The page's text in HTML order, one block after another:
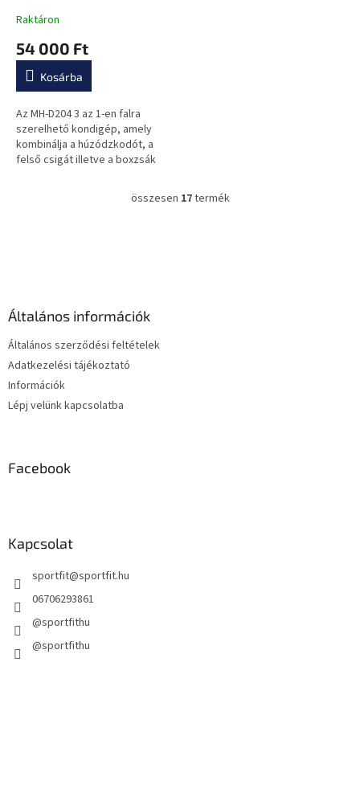
Raktáron
54 000 Ft
Kosárba
Az MH-D204 3 az 1-en falra
szerelhető kondigép, amely
kombinálja a húzódzkodót, a
felső csigát illetve a boxzsák
L
összesen 17termék
Általános információk
Általános szerződési feltételek
Adatkezelési tájékoztató
Információk
Lépj velünk kapcsolatba
Facebook
Kapcsolat
sportfit@sportfit.hu
06706293861
@sportfithu
@sportfithu